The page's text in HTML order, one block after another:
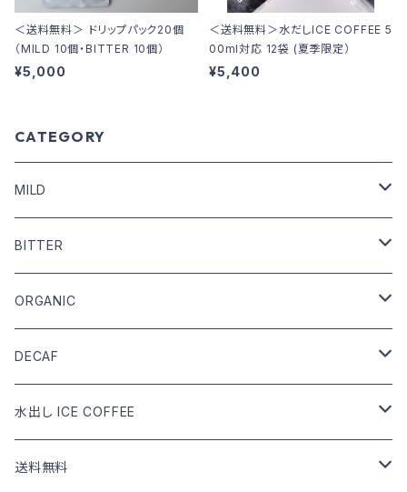
＜送料無料＞ ドリップパック20個
（MILD 10個・BITTER 10個）
¥5,000
＜送料無料＞水だしICE COFFEE 5
00ml対応 12袋 (夏季限定）
¥5,400
CATEGORY
MILD
COFFEE BEANS
DRIP COFFEE
DRIP COFFEE mix
BITTER
COFFEE BEANS
DRIP COFFEE
DRIP COFFEE mix
ORGANIC
COFFEE BEANS
DRIP COFFEE
DRIP COFFEE mix
DECAF
COFFEE BEANS
DRIP COFFEE
水出し ICE COFFEE
カフェインあり
送料無料